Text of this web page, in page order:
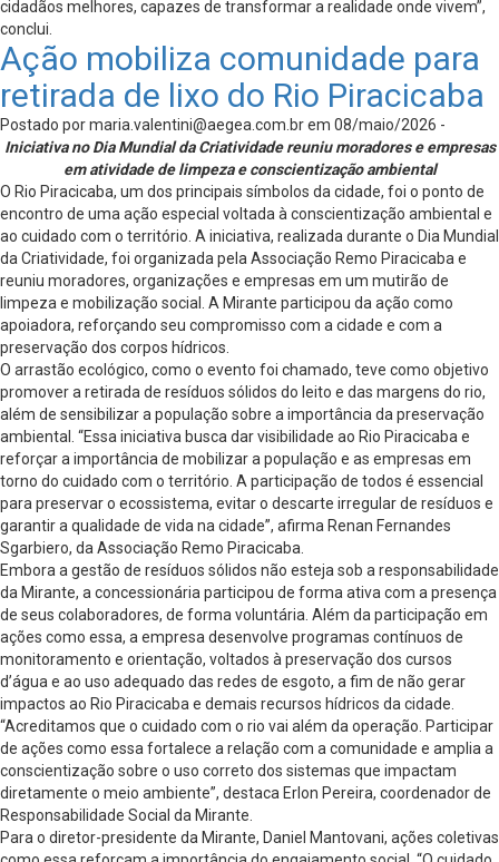
cidadãos melhores, capazes de transformar a realidade onde vivem”,
conclui.
Ação mobiliza comunidade para
retirada de lixo do Rio Piracicaba
Postado pormaria.valentini@aegea.com.brem 08/maio/2026 -
Iniciativa no Dia Mundial da Criatividade reuniu moradores e empresas
em atividade de limpeza e conscientização ambiental
O Rio Piracicaba, um dos principais símbolos da cidade, foi o ponto de
encontro de uma ação especial voltada à conscientização ambiental e
ao cuidado com o território. A iniciativa, realizada durante o Dia Mundial
da Criatividade, foi organizada pela Associação Remo Piracicaba e
reuniu moradores, organizações e empresas em um mutirão de
limpeza e mobilização social. A Mirante participou da ação como
apoiadora, reforçando seu compromisso com a cidade e com a
preservação dos corpos hídricos.
O arrastão ecológico, como o evento foi chamado, teve como objetivo
promover a retirada de resíduos sólidos do leito e das margens do rio,
além de sensibilizar a população sobre a importância da preservação
ambiental. “Essa iniciativa busca dar visibilidade ao Rio Piracicaba e
reforçar a importância de mobilizar a população e as empresas em
torno do cuidado com o território. A participação de todos é essencial
para preservar o ecossistema, evitar o descarte irregular de resíduos e
garantir a qualidade de vida na cidade”, afirma Renan Fernandes
Sgarbiero, da Associação Remo Piracicaba.
Embora a gestão de resíduos sólidos não esteja sob a responsabilidade
da Mirante, a concessionária participou de forma ativa com a presença
de seus colaboradores, de forma voluntária. Além da participação em
ações como essa, a empresa desenvolve programas contínuos de
monitoramento e orientação, voltados à preservação dos cursos
d’água e ao uso adequado das redes de esgoto, a fim de não gerar
impactos ao Rio Piracicaba e demais recursos hídricos da cidade.
“Acreditamos que o cuidado com o rio vai além da operação. Participar
de ações como essa fortalece a relação com a comunidade e amplia a
conscientização sobre o uso correto dos sistemas que impactam
diretamente o meio ambiente”, destaca Erlon Pereira, coordenador de
Responsabilidade Social da Mirante.
Para o diretor-presidente da Mirante, Daniel Mantovani, ações coletivas